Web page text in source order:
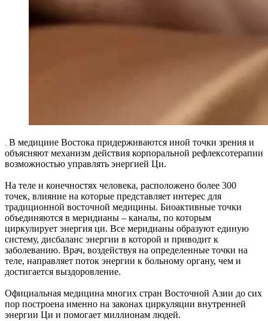
. В медицине Востока придерживаются иной точки зрения и
объясняют механизм действия корпоральной рефлексотерапии
возможностью управлять энергией Ци.
На теле и конечностях человека, расположено более 300
точек, влияние на которые представляет интерес для
традиционной восточной медицины. Биоактивные точки
объединяются в меридианы – каналы, по которым
циркулирует энергия ци. Все меридианы образуют единую
систему, дисбаланс энергии в которой и приводит к
заболеванию. Врач, воздействуя на определенные точки на
теле, направляет поток энергии к больному органу, чем и
достигается выздоровление.
Официальная медицина многих стран Восточной Азии до сих
пор построена именно на законах циркуляции внутренней
энергии Ци и помогает миллионам людей.